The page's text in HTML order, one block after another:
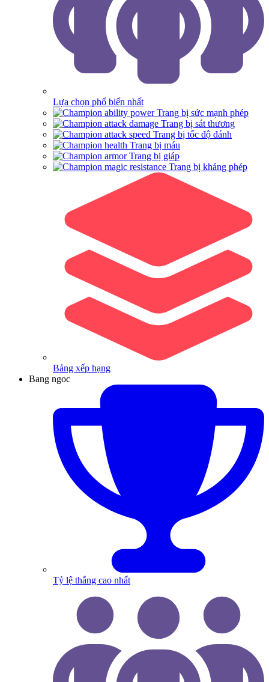
Lựa chọn phổ biến nhất
Trang bị sức mạnh phép
Trang bị sát thương
Trang bị tốc độ đánh
Trang bị máu
Trang bị giáp
Trang bị kháng phép
Bảng xếp hạng
Bang ngoc
Tỷ lệ thắng cao nhất